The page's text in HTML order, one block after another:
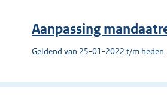
Aanpassing
Geldend van 25-01-2022 t/m heden